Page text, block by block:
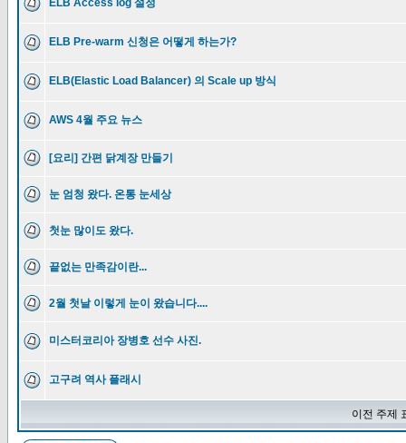
ELB Access log 설정
ELB Pre-warm 신청은 어떻게 하는가?
ELB(Elastic Load Balancer) 의 Scale up 방식
AWS 4월 주요 뉴스
[요리] 간편 닭계장 만들기
눈 엄청 왔다. 온통 눈세상
첫눈 많이도 왔다.
끝없는 만족감이란...
2월 첫날 이렇게 눈이 왔습니다....
미스터코리아 장병호 선수 사진.
고구려 역사 플래시
이전 주제